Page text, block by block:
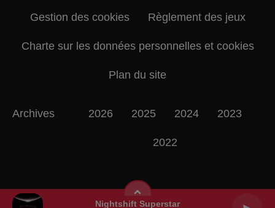
Nightshift Superstar
Gestion des cookies Règlement des jeux
Charte sur les données personnelles et cookies
Plan du site
Archives 2026 2025 2024 2023
2022